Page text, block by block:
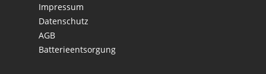
Impressum
Datenschutz
AGB
Batterieentsorgung